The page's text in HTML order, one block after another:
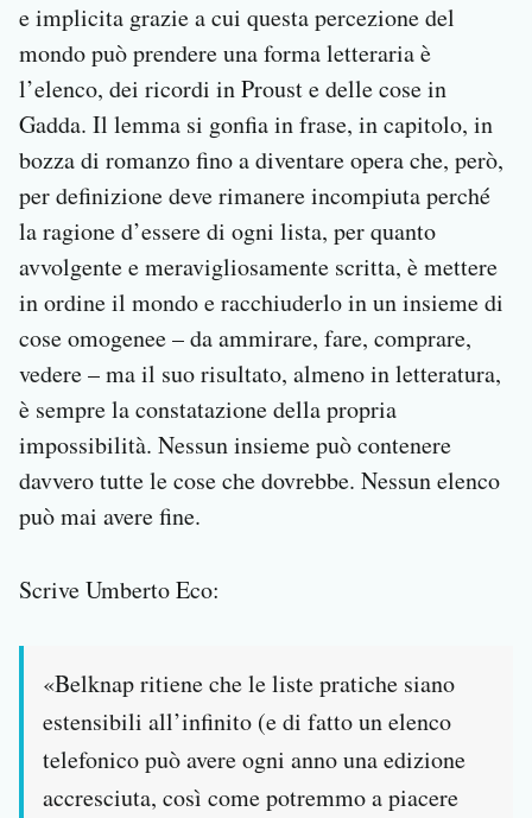
e implicita grazie a cui questa percezione del
mondo può prendere una forma letteraria è
l’elenco, dei ricordi in Proust e delle cose in
Gadda. Il lemma si gonfia in frase, in capitolo, in
bozza di romanzo fino a diventare opera che, però,
per definizione deve rimanere incompiuta perché
la ragione d’essere di ogni lista, per quanto
avvolgente e meravigliosamente scritta, è mettere
in ordine il mondo e racchiuderlo in un insieme di
cose omogenee – da ammirare, fare, comprare,
vedere – ma il suo risultato, almeno in letteratura,
è sempre la constatazione della propria
impossibilità. Nessun insieme può contenere
davvero tutte le cose che dovrebbe. Nessun elenco
può mai avere fine.
Scrive Umberto Eco:
«Belknap ritiene che le liste pratiche siano
estensibili all’infinito (e di fatto un elenco
telefonico può avere ogni anno una edizione
accresciuta, così come potremmo a piacere